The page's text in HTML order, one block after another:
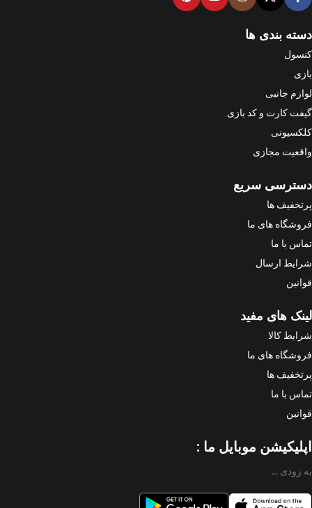
دسته بندی ها
کنسول
بازی
لوازم جانبی
گیفت کارت و کد بازی
کلکسیونی
واقعیت مجازی
دسترسی سریع
پرتخفیف ها
فروشگاه های ما
تماس با ما
شرایط ارسال
قوانین
لینک های مفید
شرایط کالا
فروشگاه های ما
پرتخفیف ها
تماس با ما
قوانین
اپلیکیشن موبایل ما :
به زودی ...